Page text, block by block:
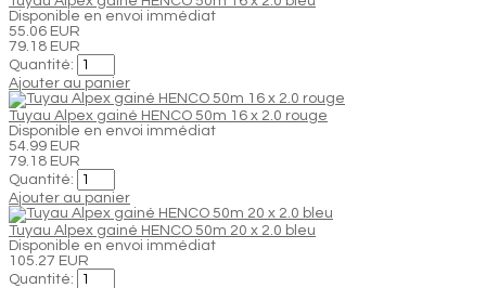
Disponible en envoi immédiat
55.06 EUR
79.18 EUR
Quantité:
Ajouter au panier
Tuyau Alpex gainé HENCO 50m 16 x 2.0 rouge
Disponible en envoi immédiat
54.99 EUR
79.18 EUR
Quantité:
Ajouter au panier
Tuyau Alpex gainé HENCO 50m 20 x 2.0 bleu
Disponible en envoi immédiat
105.27 EUR
Quantité: